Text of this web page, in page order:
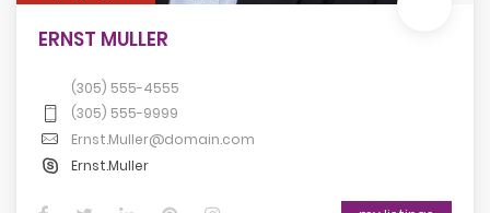
ERNST MULLER
(305) 555-4555
(305) 555-9999
Ernst.Muller@domain.com
Ernst.Muller